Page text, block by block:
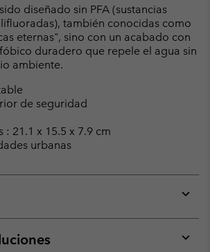
diseñado sin PFA (sustancias
también conocidas como
eternas", sino con un acabado con
duradero que repele el agua sin
ambiente.
de seguridad
: 21.1 x 15.5 x 7.9 cm
urbanas
or